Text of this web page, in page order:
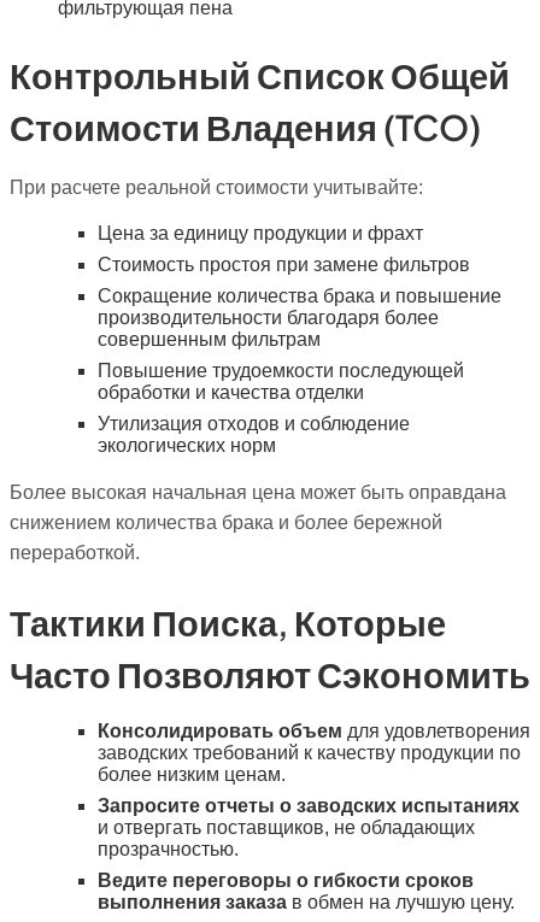
фильтрующая пена
Контрольный Список Общей
Стоимости Владения (TCO)
При расчете реальной стоимости учитывайте:
Цена за единицу продукции и фрахт
Стоимость простоя при замене фильтров
Сокращение количества брака и повышение
производительности благодаря более
совершенным фильтрам
Повышение трудоемкости последующей
обработки и качества отделки
Утилизация отходов и соблюдение
экологических норм
Более высокая начальная цена может быть оправдана
снижением количества брака и более бережной
переработкой.
Тактики Поиска, Которые
Часто Позволяют Сэкономить
Консолидировать объем для удовлетворения
заводских требований к качеству продукции по
более низким ценам.
Запросите отчеты о заводских испытаниях
и отвергать поставщиков, не обладающих
прозрачностью.
Ведите переговоры о гибкости сроков
выполнения заказав обмен на лучшую цену.